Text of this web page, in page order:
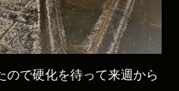
ので硬化を待って来週から